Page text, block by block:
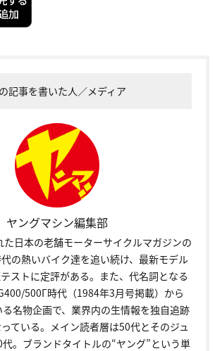
記事を書いた人／メディア
ヤングマシン編集部
日本の老舗モーターサイクルマガジンの
の熱いバイク達を追い続け、最新モデル
ストに定評がある。また、代名詞となる
500Γ時代（1984年3月号掲載）から
名物企画で、業界内の生情報を独自追跡
ている。メイン読者層は50代とそのジュ
。ブランドタイトルの“ヤング”という単